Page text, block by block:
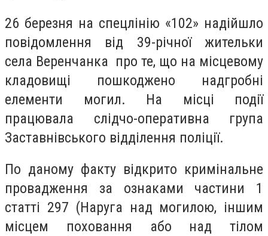
26 березня на спецлінію «102» надійшло
повідомлення від 39-річної жительки
села Веренчанка про те, що на місцевому
кладовищі пошкоджено надгробні
елементи могил. На місці події
працювала слідчо-оперативна група
Заставнівського відділення поліції.
По даному факту відкрито кримінальне
провадження за ознаками частини 1
статті 297 (Наруга над могилою, іншим
місцем поховання або над тілом